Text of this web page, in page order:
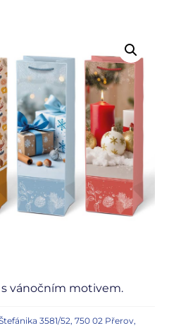
vánočním motivem.
3581/52, 750 02 Přerov,